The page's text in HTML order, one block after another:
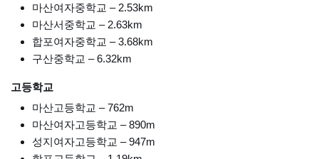
마산여자중학교 – 2.53km
마산서중학교 – 2.63km
합포여자중학교 – 3.68km
구산중학교 – 6.32km
고등학교
마산고등학교 – 762m
마산여자고등학교 – 890m
성지여자고등학교 – 947m